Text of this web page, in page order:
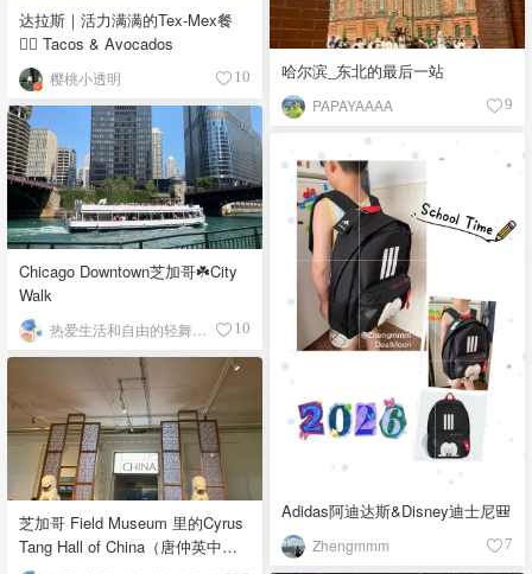
达拉斯｜活力满满的Tex-Mex餐
👉🏼 Tacos & Avocados
樱桃小透明 10 哈尔滨_东北的最后一站
PAPAYAAAA 9
Chicago Downtown芝加哥☘️City
Walk
10
Adidas阿迪达斯&Disney迪士尼🎒
Zhengmmm 7
芝加哥 Field Museum 里的Cyrus
Tang Hall of China（唐仲英中国